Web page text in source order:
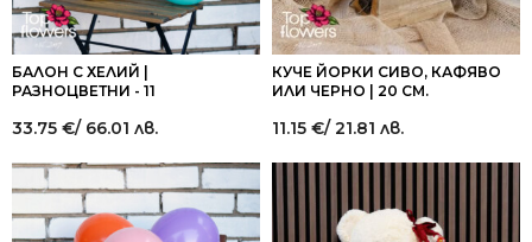
БАЛОН С ХЕЛИЙ |
РАЗНОЦВЕТНИ - 11
33.75 €/ 66.01 лв.
КУЧЕ ЙОРКИ СИВО, КАФЯВО
ИЛИ ЧЕРНО | 20 СМ.
11.15 €/ 21.81 лв.